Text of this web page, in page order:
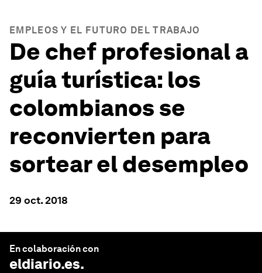
EMPLEOS Y EL FUTURO DEL TRABAJO
De chef profesional a
guía turística: los
colombianos se
reconvierten para
sortear el desempleo
29 oct. 2018
En colaboración con
eldiario.es.